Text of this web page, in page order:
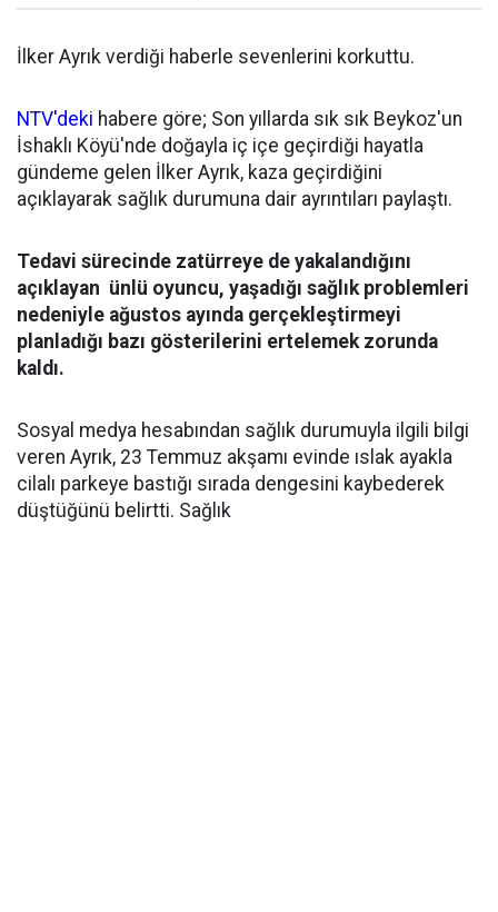
İlker Ayrık verdiği haberle sevenlerini korkuttu.
NTV'deki habere göre; Son yıllarda sık sık Beykoz'un
İshaklı Köyü'nde doğayla iç içe geçirdiği hayatla
gündeme gelen İlker Ayrık, kaza geçirdiğini
açıklayarak sağlık durumuna dair ayrıntıları paylaştı.
Tedavi sürecinde zatürreye de yakalandığını
açıklayan ünlü oyuncu, yaşadığı sağlık problemleri
nedeniyle ağustos ayında gerçekleştirmeyi
planladığı bazı gösterilerini ertelemek zorunda
kaldı.
Sosyal medya hesabından sağlık durumuyla ilgili bilgi
veren Ayrık, 23 Temmuz akşamı evinde ıslak ayakla
cilalı parkeye bastığı sırada dengesini kaybederek
düştüğünü belirtti. Sağlık